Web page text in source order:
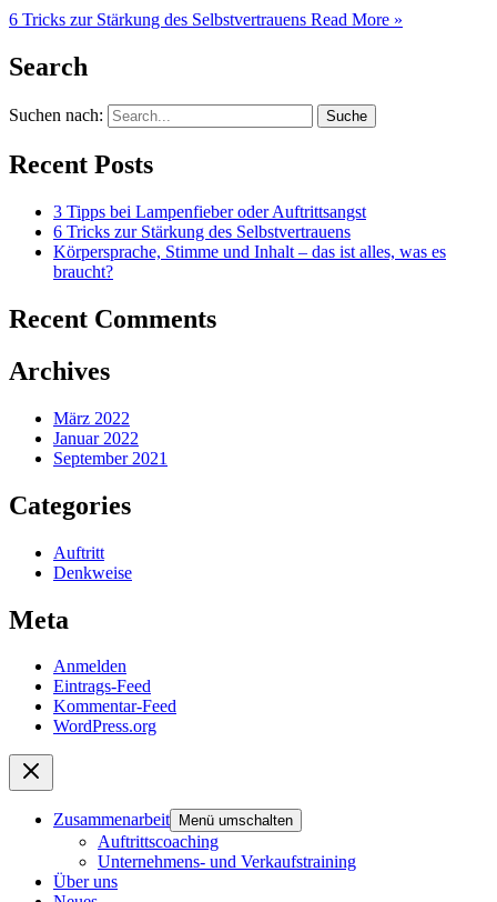
6 Tricks zur Stärkung des Selbstvertrauens Read More »
Search
Suchen nach:
Recent Posts
3 Tipps bei Lampenfieber oder Auftrittsangst
6 Tricks zur Stärkung des Selbstvertrauens
Körpersprache, Stimme und Inhalt – das ist alles, was es
braucht?
Recent Comments
Archives
März 2022
Januar 2022
September 2021
Categories
Auftritt
Denkweise
Meta
Anmelden
Eintrags-Feed
Kommentar-Feed
WordPress.org
Zusammenarbeit Menü umschalten
Auftrittscoaching
Unternehmens- und Verkaufstraining
Über uns